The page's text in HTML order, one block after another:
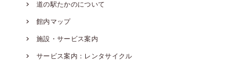
道の駅たかのについて
館内マップ
施設・サービス案内
サービス案内：レンタサイクル